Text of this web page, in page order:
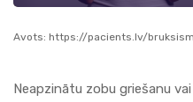
Avots: https://pacients.lv/
Neapzinātu zobu griešanu